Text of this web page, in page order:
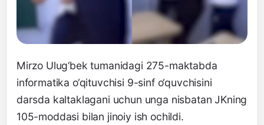
Mirzo Ulug‘bek tumanidagi 275-maktabda
informatika o‘qituvchisi 9-sinf o‘quvchisini
darsda kaltaklagani uchun unga nisbatan JKning
105-moddasi bilan jinoiy ish ochildi.